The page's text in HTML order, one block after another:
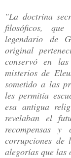
"La doctrina
filosóficos,
legendario de
original
conservó en
misterios de
sometido a las
les permitía
esa antigua
revelaban el
recompensas
corrupciones de
alegorías que las